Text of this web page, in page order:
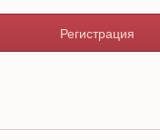
Регистрация